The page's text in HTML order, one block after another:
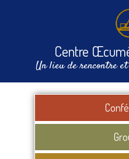
Centre
Un lieu de rencontre